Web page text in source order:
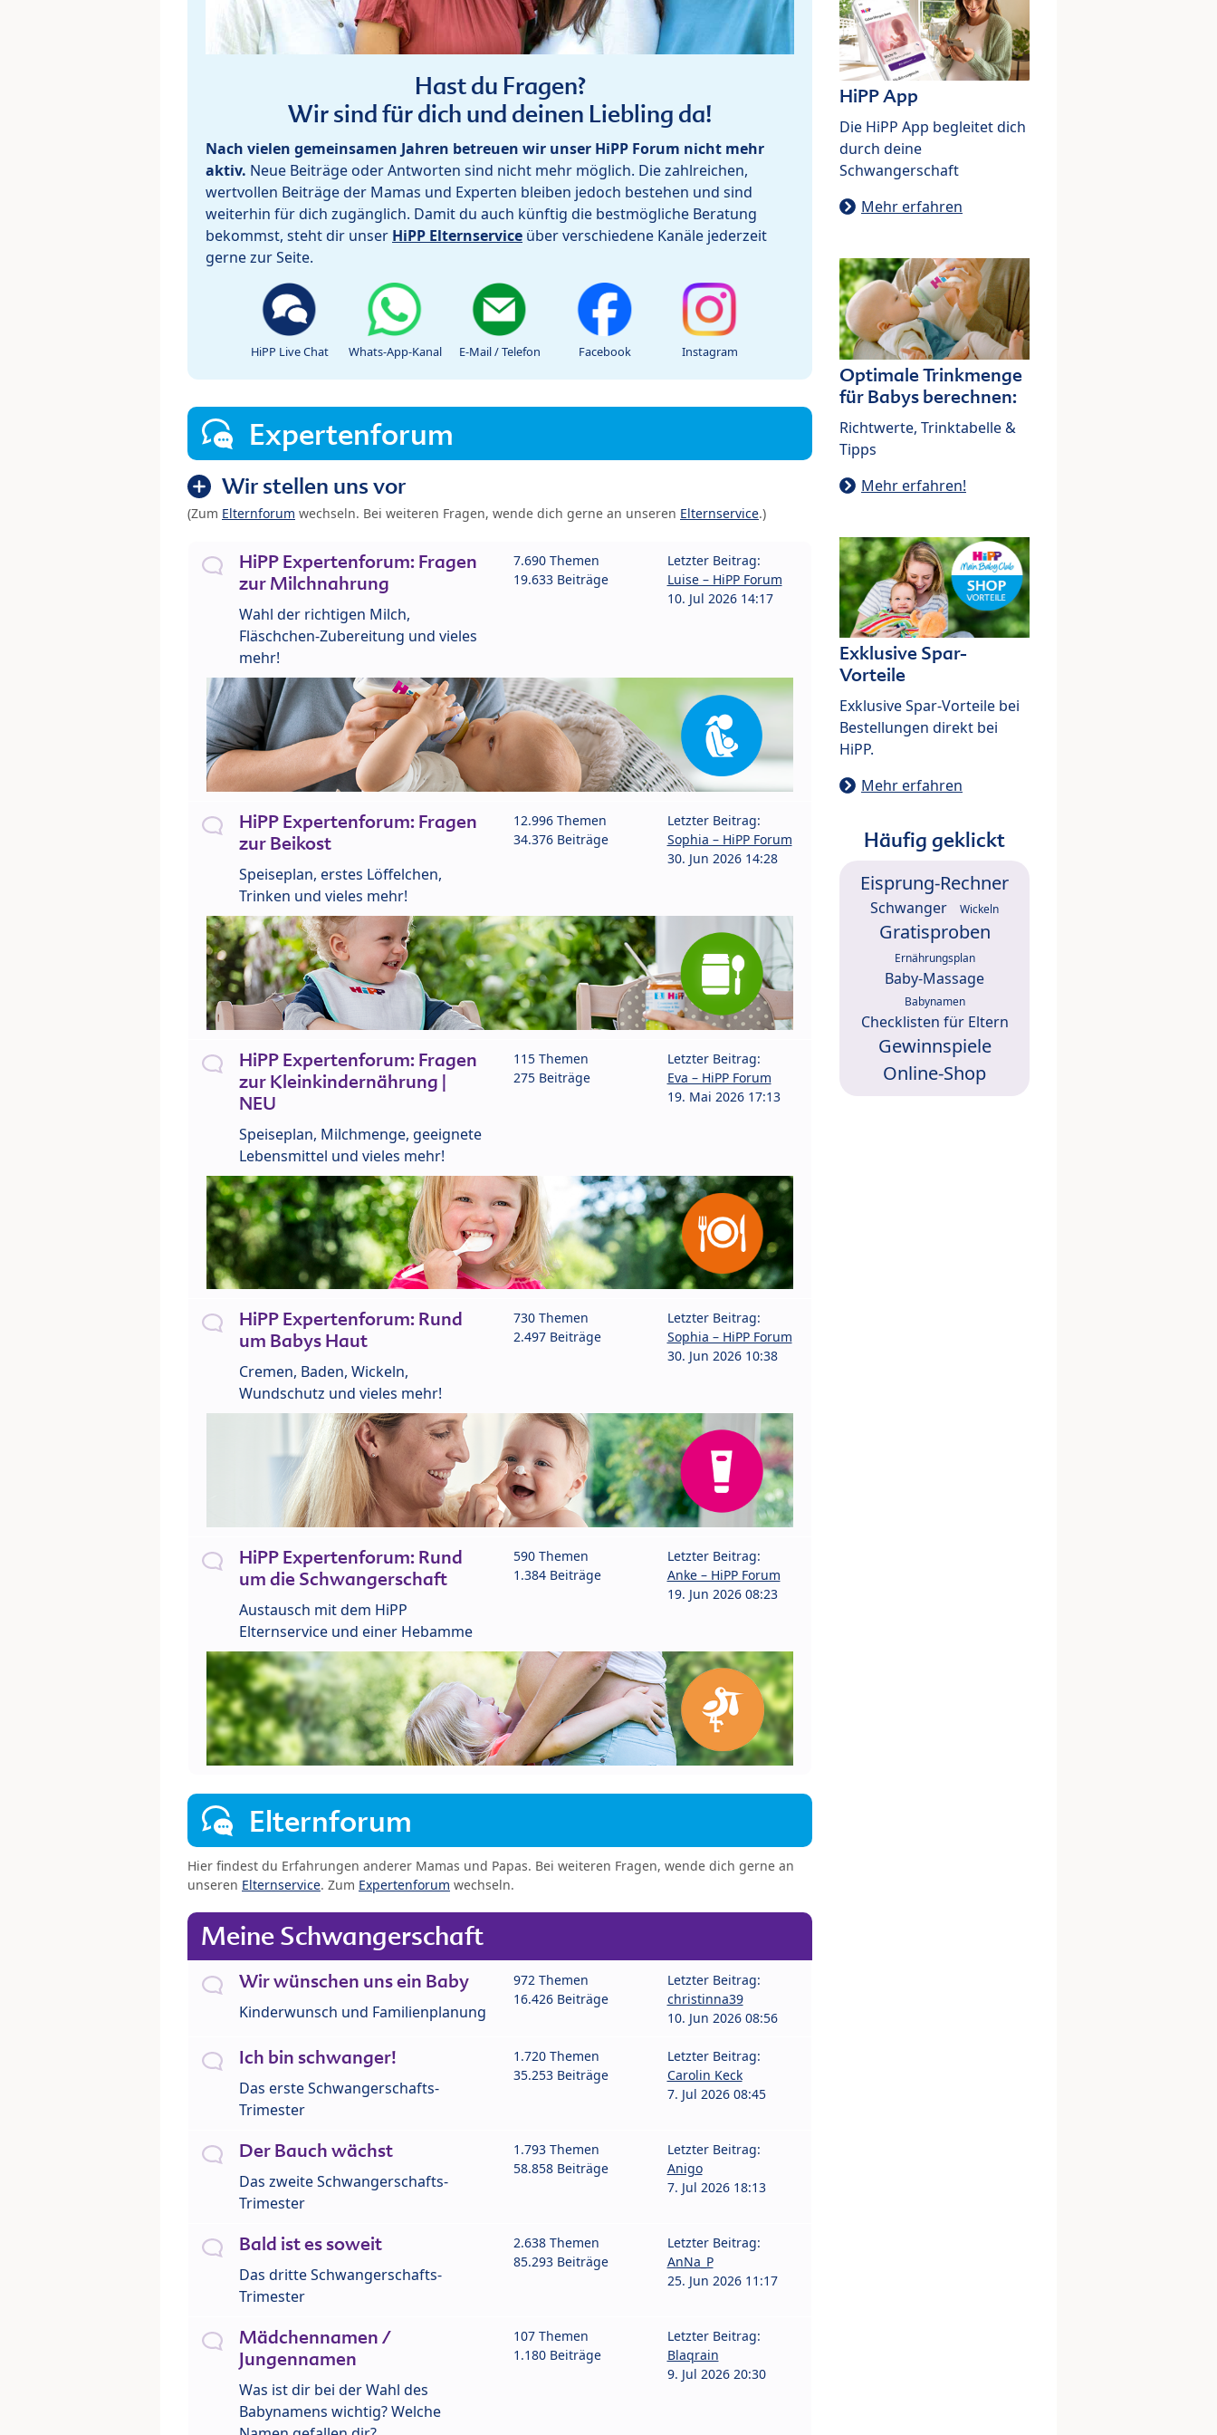
Hast du Fragen?
Wir sind für dich und deinen Liebling da!
Nach vielen gemeinsamen Jahren betreuen wir unser HiPP Forum nicht mehr
aktiv. Neue Beiträge oder Antworten sind nicht mehr möglich. Die zahlreichen,
wertvollen Beiträge der Mamas und Experten bleiben jedoch bestehen und sind
weiterhin für dich zugänglich. Damit du auch künftig die bestmögliche Beratung
bekommst, steht dir unser HiPP Elternservice über verschiedene Kanäle jederzeit
gerne zur Seite.
HiPP Live Chat Whats-App-Kanal E-Mail / Telefon Facebook Instagram
Expertenforum
Wir stellen uns vor
(Zum Elternforum wechseln. Bei weiteren Fragen, wende dich gerne an unseren Elternservice.)
HiPP Expertenforum: Fragen
zur Milchnahrung
Wahl der richtigen Milch,
Fläschchen-Zubereitung und vieles
mehr!
7.690 Themen
19.633 Beiträge
Letzter Beitrag:
Luise – HiPP Forum
10. Jul 2026 14:17
HiPP Expertenforum: Fragen
zur Beikost
Speiseplan, erstes Löffelchen,
Trinken und vieles mehr!
12.996 Themen
34.376 Beiträge
Letzter Beitrag:
Sophia – HiPP Forum
30. Jun 2026 14:28
HiPP Expertenforum: Fragen
zur Kleinkindernährung |
NEU
Speiseplan, Milchmenge, geeignete
Lebensmittel und vieles mehr!
115 Themen
275 Beiträge
Letzter Beitrag:
Eva – HiPP Forum
19. Mai 2026 17:13
HiPP Expertenforum: Rund
um Babys Haut
Cremen, Baden, Wickeln,
Wundschutz und vieles mehr!
730 Themen
2.497 Beiträge
Letzter Beitrag:
Sophia – HiPP Forum
30. Jun 2026 10:38
HiPP Expertenforum: Rund
um die Schwangerschaft
Austausch mit dem HiPP
Elternservice und einer Hebamme
590 Themen
1.384 Beiträge
Letzter Beitrag:
Anke – HiPP Forum
19. Jun 2026 08:23
Elternforum
Hier findest du Erfahrungen anderer Mamas und Papas. Bei weiteren Fragen, wende dich gerne an
unseren Elternservice. Zum Expertenforum wechseln.
Meine Schwangerschaft
Wir wünschen uns ein Baby
Kinderwunsch und Familienplanung
972 Themen
16.426 Beiträge
Letzter Beitrag:
christinna39
10. Jun 2026 08:56
Ich bin schwanger!
Das erste Schwangerschafts-
Trimester
1.720 Themen
35.253 Beiträge
Letzter Beitrag:
Carolin Keck
7. Jul 2026 08:45
Der Bauch wächst
Das zweite Schwangerschafts-
Trimester
1.793 Themen
58.858 Beiträge
Letzter Beitrag:
Anigo
7. Jul 2026 18:13
Bald ist es soweit
Das dritte Schwangerschafts-
Trimester
2.638 Themen
85.293 Beiträge
Letzter Beitrag:
AnNa_P
25. Jun 2026 11:17
Mädchennamen /
Jungennamen
Was ist dir bei der Wahl des
Babynamens wichtig? Welche
107 Themen
1.180 Beiträge
Letzter Beitrag:
Blaqrain
9. Jul 2026 20:30
HiPP App
Die HiPP App begleitet dich
durch deine
Schwangerschaft
Mehr erfahren
Optimale Trinkmenge
für Babys berechnen:
Richtwerte, Trinktabelle &
Tipps
Mehr erfahren!
Exklusive Spar-
Vorteile
Exklusive Spar-Vorteile bei
Bestellungen direkt bei
HiPP.
Mehr erfahren
Häufig geklickt
Eisprung-Rechner
Schwanger Wickeln
Gratisproben
Ernährungsplan
Baby-Massage
Babynamen
Checklisten für Eltern
Gewinnspiele
Online-Shop